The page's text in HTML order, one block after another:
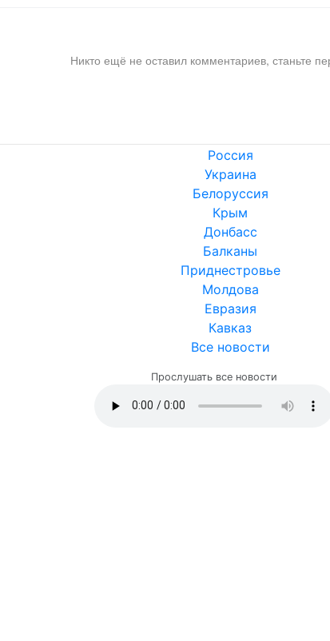
Никто ещё не оставил комментариев, станьте
Россия
Украина
Белоруссия
Крым
Донбасс
Балканы
Приднестровье
Молдова
Евразия
Кавказ
Все новости
Прослушать все новости